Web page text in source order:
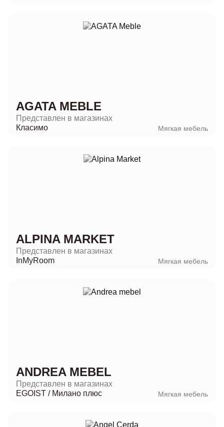
AGATA MEBLE
Представлен в магазинах
Класимо
Мягкая мебель
ALPINA MARKET
Представлен в магазинах
InMyRoom
Мягкая мебель
ANDREA MEBEL
Представлен в магазинах
EGOIST / Милано плюс Мягкая мебель